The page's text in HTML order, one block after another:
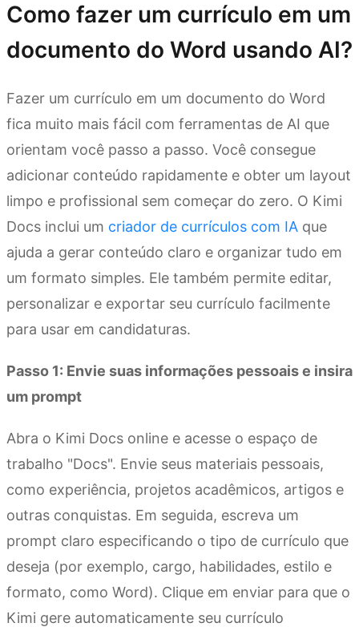
Como fazer um currículo em um
documento do Word usando AI?
Fazer um currículo em um documento do Word
fica muito mais fácil com ferramentas de AI que
orientam você passo a passo. Você consegue
adicionar conteúdo rapidamente e obter um layout
limpo e profissional sem começar do zero. O Kimi
Docs inclui um criador de currículos com IA que
ajuda a gerar conteúdo claro e organizar tudo em
um formato simples. Ele também permite editar,
personalizar e exportar seu currículo facilmente
para usar em candidaturas.
Passo 1: Envie suas informações pessoais e insira
um prompt
Abra o Kimi Docs online e acesse o espaço de
trabalho "Docs". Envie seus materiais pessoais,
como experiência, projetos acadêmicos, artigos e
outras conquistas. Em seguida, escreva um
prompt claro especificando o tipo de currículo que
deseja (por exemplo, cargo, habilidades, estilo e
formato, como Word). Clique em enviar para que o
Kimi gere automaticamente seu currículo